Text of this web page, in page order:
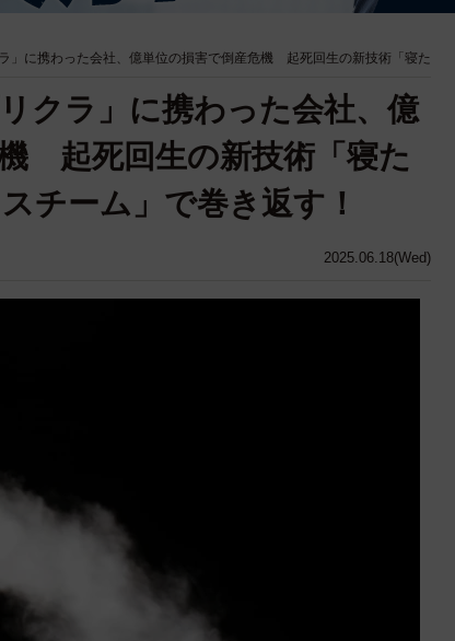
」に携わった会社、億単位の損害で倒産危機 起死回生の新技術「寝た
2025.06.18(Wed)
クラ」に携わった会社、億
起死回生の新技術「寝た
チーム」で巻き返す！